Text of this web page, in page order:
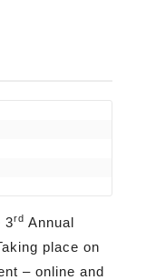
3rd Annual
place on
– online and